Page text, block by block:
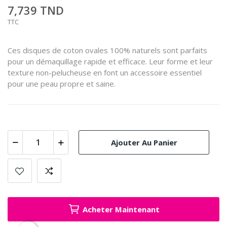
7,739 TND
TTC
Ces disques de coton ovales 100% naturels sont parfaits
pour un démaquillage rapide et efficace. Leur forme et leur
texture non-pelucheuse en font un accessoire essentiel
pour une peau propre et saine.
Ajouter Au Panier
Acheter Maintenant